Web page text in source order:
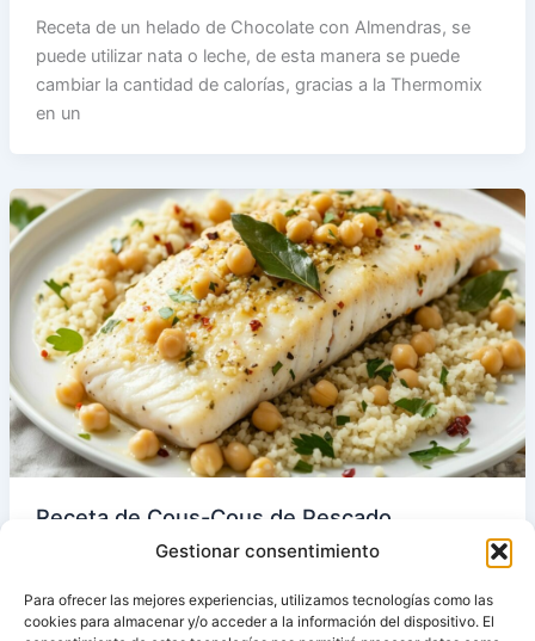
Gestionar consentimiento
Para ofrecer las mejores experiencias, utilizamos tecnologías como las
cookies para almacenar y/o acceder a la información del dispositivo. El
Receta de un helado de Chocolate con Almendras, se
puede utilizar nata o leche, de esta manera se puede
cambiar la cantidad de calorías, gracias a la Thermomix
en un
Receta de Cous-Cous de Pescado
nuestra Thermomix: el vaso para hacer la salsa; el cestillo